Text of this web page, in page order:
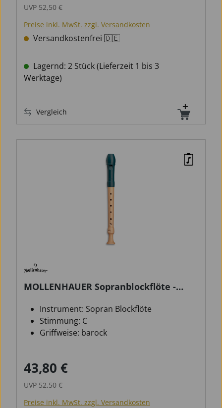
UVP 52,50 €
Preise inkl. MwSt. zzgl. Versandkosten
Versandkostenfrei 🇩🇪
Lagernd: 2 Stück (Lieferzeit 1 bis 3
Werktage)
Vergleich
MOLLENHAUER Sopranblockflöte -
Instrument: Sopran Blockflöte
Stimmung: C
Griffweise: barock
Verkaufspreis:
43,80 €
UVP 52,50 €
Preise inkl. MwSt. zzgl. Versandkosten